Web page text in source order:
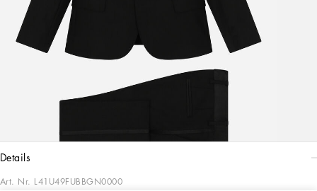
details
Art. Nr. L41U49FUBBGN0000